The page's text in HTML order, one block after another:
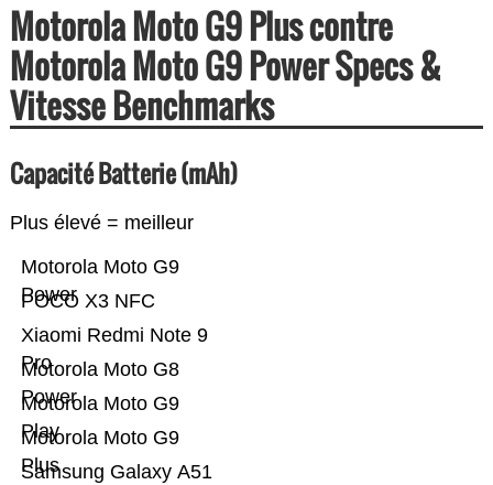
Motorola Moto G9 Plus contre
Motorola Moto G9 Power Specs &
Vitesse Benchmarks
Capacité Batterie (mAh)
Plus élevé = meilleur
Samsung Galaxy A51
Motorola Moto G9
Plus
Motorola Moto G9
Play
Motorola Moto G8
Power
Xiaomi Redmi Note 9
Pro
POCO X3 NFC
Motorola Moto G9
Power